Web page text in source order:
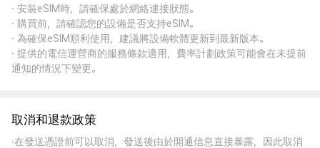
· 安裝eSIM時，請確保處於網絡連接狀態。
· 購買前，請確認您的設備是否支持eSIM。
· 為確保eSIM順利使用，建議將設備軟體更新到最新版本。
· 提供的電信運營商的服務條款適用，費率計劃政策可能會在未提前
通知的情況下變更。
取消和退款政策
·在發送憑證前可以取消，發送後由於開通信息直接暴露，因此取消